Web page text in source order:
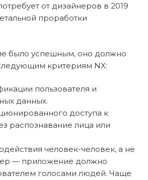
от дизайнеров в 2019
проработки
было успешным, оно должно
критериям NX:
пользователя и
данных.
доступа к
распознавание лица или
человек-человек, а не
— приложение должно
голосами людей. Чаще